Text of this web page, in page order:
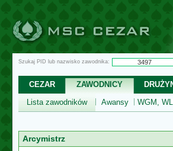
Szukaj PID lub nazwisko zawodnika:
CEZAR ZAWODNICY
Lista zawodników
Awansy WGM,
Arcymistrz